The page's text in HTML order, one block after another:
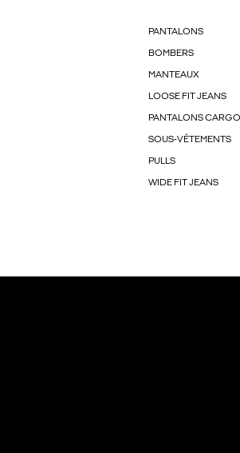
PANTALONS
BOMBERS
MANTEAUX
LOOSE FIT JEANS
PANTALONS CARGO
SOUS-VÊTEMENTS
PULLS
WIDE FIT JEANS